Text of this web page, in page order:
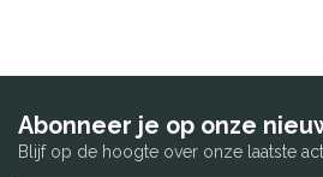
Abonneer je op onze
Blijf op de hoogte over onze laatste